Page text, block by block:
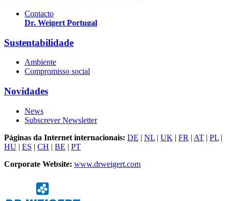
Contacto
Dr. Weigert Portugal
Sustentabilidade
Ambiente
Compromisso social
Novidades
News
Subscrever Newsletter
Páginas da Internet internacionais: DE | NL | UK | FR | AT | PL |
HU | ES | CH | BE | PT
Corporate Website: www.drweigert.com